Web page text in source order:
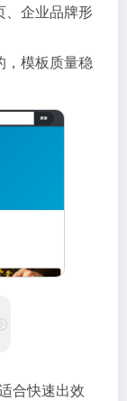
、企业品牌形
，模板质量稳
合快速出效